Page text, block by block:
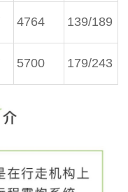
4764 139/189
5700 179/243